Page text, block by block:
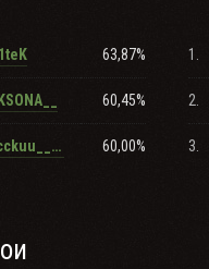
63,87%
60,45%
Pycckuu__uMnEPamoP 60,00%
1.
2.
3.